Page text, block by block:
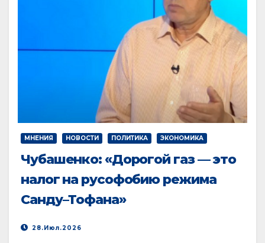
МНЕНИЯ НОВОСТИ ПОЛИТИКА ЭКОНОМИКА
Чубашенко: «Дорогой газ — это
налог на русофобию режима
Санду–Тофана»
28.Июл.2026